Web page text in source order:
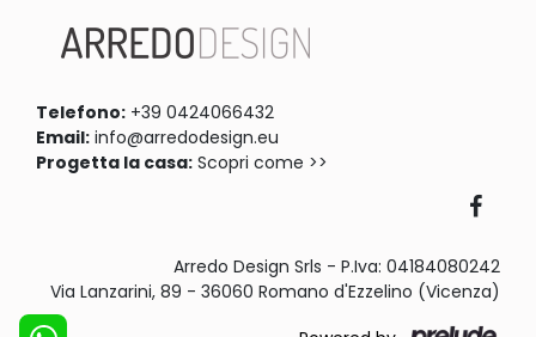
Telefono: +39 0424066432
Email: info@arredodesign.eu
Progetta la casa: Scopri come >>
Arredo Design Srls - P.Iva: 04184080242
Via Lanzarini, 89 - 36060 Romano d'Ezzelino (Vicenza)